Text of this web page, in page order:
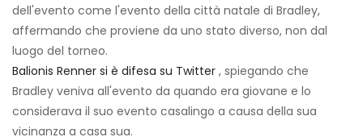
dell'evento come l'evento della città natale di Bradley,
affermando che proviene da uno stato diverso, non dal
luogo del torneo.
Balionis Renner si è difesa su Twitter , spiegando che
Bradley veniva all'evento da quando era giovane e lo
considerava il suo evento casalingo a causa della sua
vicinanza a casa sua.